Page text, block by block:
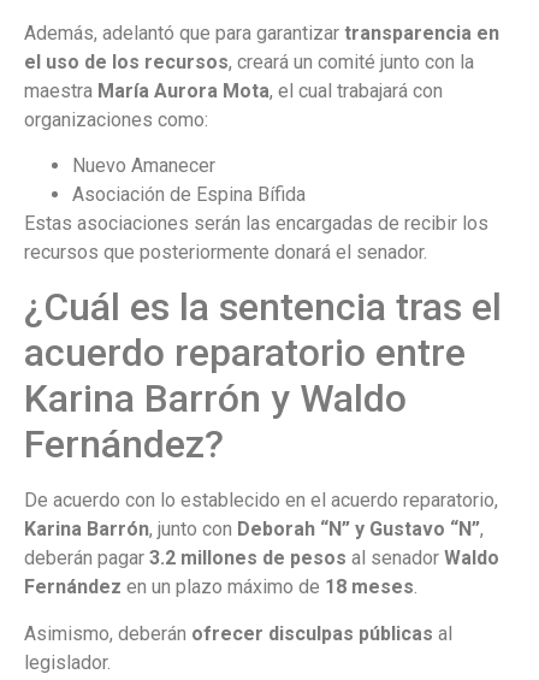
Además, adelantó que para garantizar transparencia en
el uso de los recursos, creará un comité junto con la
maestra María Aurora Mota, el cual trabajará con
organizaciones como:
Nuevo Amanecer
Asociación de Espina Bífida
Estas asociaciones serán las encargadas de recibir los
recursos que posteriormente donará el senador.
¿Cuál es la sentencia tras el
acuerdo reparatorio entre
Karina Barrón y Waldo
Fernández?
De acuerdo con lo establecido en el acuerdo reparatorio,
Karina Barrón, junto con Deborah “N” y Gustavo “N”,
deberán pagar 3.2 millones de pesos al senador Waldo
Fernández en un plazo máximo de 18 meses.
Asimismo, deberán ofrecer disculpas públicas al
legislador.